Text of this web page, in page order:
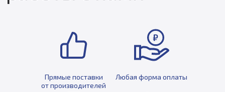
Прямые поставки
от производителей
Любая форма оплаты